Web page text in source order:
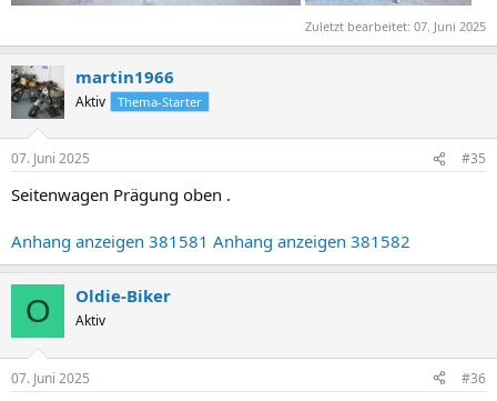
Zuletzt bearbeitet: 07. Juni 2025
martin1966
Aktiv Thema-Starter
07. Juni 2025 #35
Seitenwagen Prägung oben .
Anhang anzeigen 381581 Anhang anzeigen 381582
O Oldie-Biker
Aktiv
07. Juni 2025 #36